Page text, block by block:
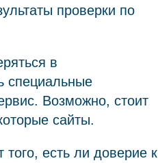
проверки по
в
специальные
Возможно, стоит
сайты.
есть ли доверие к